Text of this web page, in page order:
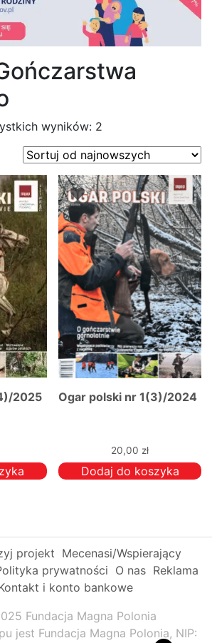
wyników: 2
według
najnowszych
2025 Ogar polski nr 1(3)/2024
20,00 zł
Dodaj do koszyka
projekt
Mecenasi/Wspierający
prywatności O nas Reklama
i konto bankowe
Fundacja Magna Polonia
jest Fundacja Magna Polonia, NIP: